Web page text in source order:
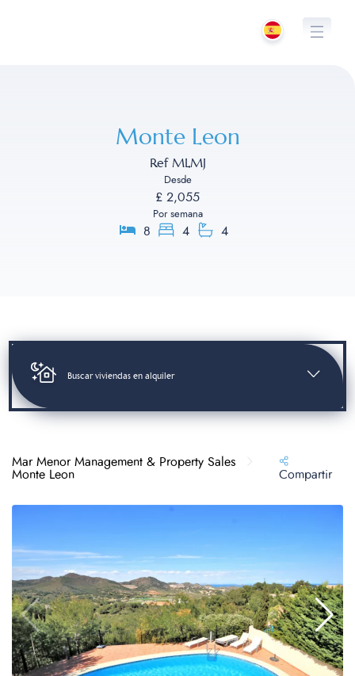
Monte Leon
Ref MLMJ
Desde
£ 2,055
Por semana
8 4 4
Buscar viviendas en alquiler
Mar Menor Management & Property Sales
Monte Leon
Compartir